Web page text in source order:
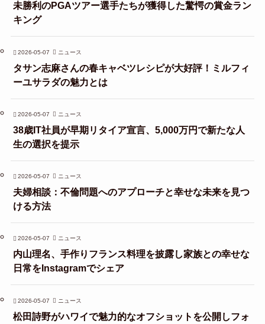
未勝利のPGAツアー選手たちが獲得した驚愕の賞金ラン
キング
2026-05-07 ニュース
タサン志麻さんの春キャベツレシピが大好評！ミルフィ
ーユサラダの魅力とは
2026-05-07 ニュース
38歳IT社員が早期リタイア宣言、5,000万円で新たな人
生の選択を提示
2026-05-07 ニュース
夫婦相談：不倫問題へのアプローチと幸せな未来を見つ
ける方法
2026-05-07 ニュース
内山理名、手作りフランス料理を披露し家族との幸せな
日常をInstagramでシェア
2026-05-07 ニュース
松田詩野がハワイで魅力的なオフショットを公開しフォ